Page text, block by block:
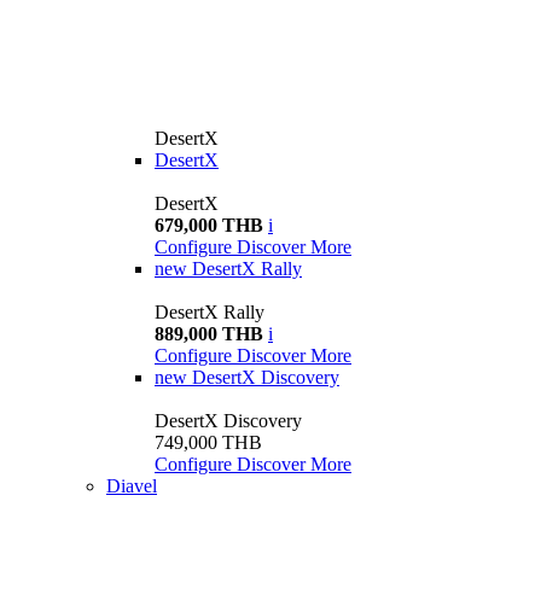
DesertX
DesertX
DesertX
679,000 THB i
Configure Discover More
new DesertX Rally
DesertX Rally
889,000 THB i
Configure Discover More
new DesertX Discovery
DesertX Discovery
749,000 THB
Configure Discover More
Diavel